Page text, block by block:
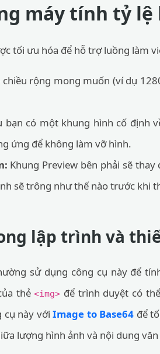
máy tính tỷ
tối ưu hóa để hỗ trợ luồng làm
chiều rộng mong muốn (ví dụ
bạn có một khung hình cố định
ứng để không làm vỡ hình.
Khung Preview bên phải sẽ
sẽ trông như thế nào trước khi
lập trình và
sử dụng công cụ này để
thẻ<img> để trình duyệt có
cụ này vớiImage to Base64 để
lượng hình ảnh và nội dung